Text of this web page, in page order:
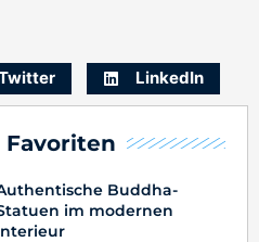
Favoriten
Buddha-
im modernen
LinkedIn